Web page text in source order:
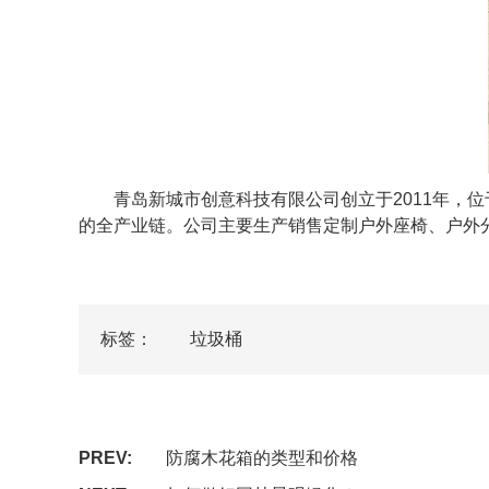
青岛新城市创意科技有限公司创立于2011年，位
的全产业链。公司主要生产销售定制户外座椅、户
标签： 垃圾桶
PREV:
防腐木花箱的类型和价格